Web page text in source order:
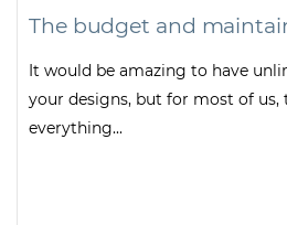
The budget and
It would be amazing to have
your designs, but for most of us,
everything...